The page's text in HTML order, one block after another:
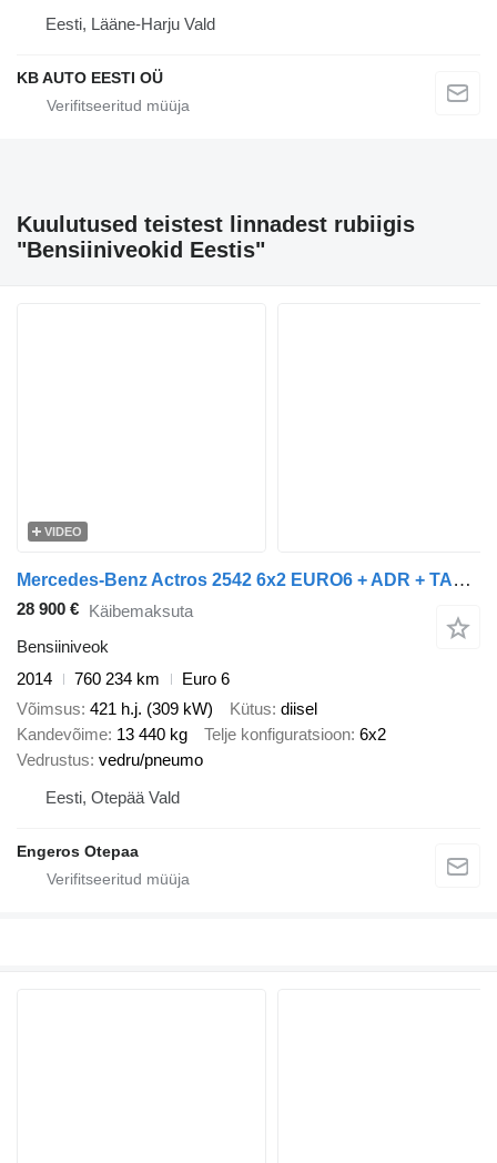
Eesti, Lääne-Harju Vald
KB AUTO EESTI OÜ
Kuulutused teistest linnadest rubiigis
"Bensiiniveokid Eestis"
VIDEO
Mercedes-Benz Actros 2542 6x2 EURO6 + ADR + TANK 18.5m3
28 900 € Käibemaksuta
Bensiiniveok
2014
760 234 km
Euro 6
Võimsus 421 h.j. (309 kW) Kütus diisel
Kandevõime 13 440 kg Telje konfiguratsioon 6x2
Vedrustus vedru/pneumo
Eesti, Otepää Vald
Engeros Otepaa